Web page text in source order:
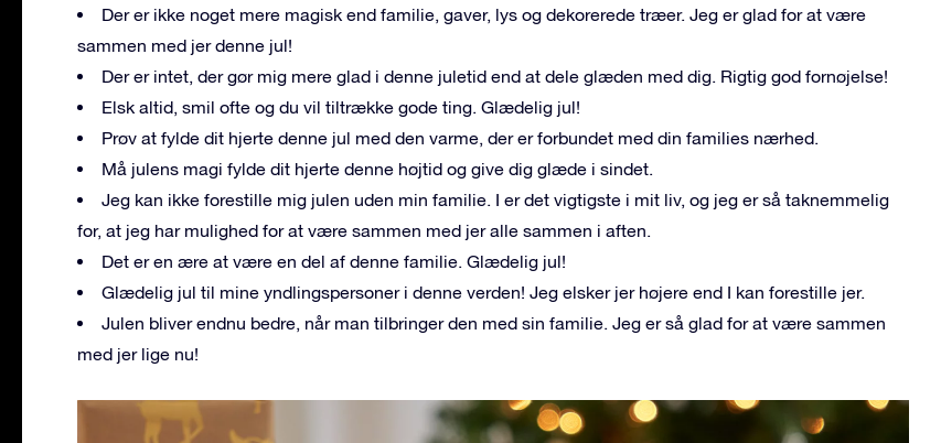
Der er ikke noget mere magisk end familie, gaver, lys og dekorerede træer. Jeg er glad for at være
sammen med jer denne jul!
Der er intet, der gør mig mere glad i denne juletid end at dele glæden med dig. Rigtig god fornøjelse!
Elsk altid, smil ofte og du vil tiltrække gode ting. Glædelig jul!
Prøv at fylde dit hjerte denne jul med den varme, der er forbundet med din families nærhed.
Må julens magi fylde dit hjerte denne højtid og give dig glæde i sindet.
Jeg kan ikke forestille mig julen uden min familie. I er det vigtigste i mit liv, og jeg er så taknemmelig
for, at jeg har mulighed for at være sammen med jer alle sammen i aften.
Det er en ære at være en del af denne familie. Glædelig jul!
Glædelig jul til mine yndlingspersoner i denne verden! Jeg elsker jer højere end I kan forestille jer.
Julen bliver endnu bedre, når man tilbringer den med sin familie. Jeg er så glad for at være sammen
med jer lige nu!